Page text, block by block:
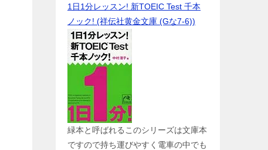
1日1分レッスン! 新TOEIC Test 千本
ノック! (祥伝社黄金文庫 (Gな7-6))
緑本と呼ばれるこのシリーズは文庫本
ですので持ち運びやすく電車の中でも